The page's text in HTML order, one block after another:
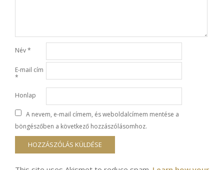
Név*
E-mail cím
*
Honlap
A nevem, e-mail címem, és weboldalcímem mentése a
böngészőben a következő hozzászólásomhoz.